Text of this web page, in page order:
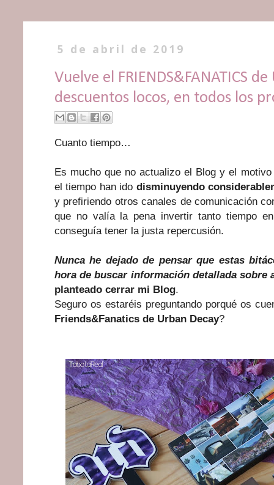
5 de abril de 2019
Vuelve el FRIENDS&FANATICS
descuentos locos, en todos los
Cuanto tiempo…
Es mucho que no actualizo el Blog y el
el tiempo han ido disminuyendo
y prefiriendo otros canales de comunicación
que no valía la pena invertir tanto tiempo
conseguía tener la justa repercusión.
Nunca he dejado de pensar que estas
hora de buscar información detallada sobre
planteado cerrar mi Blog.
Seguro os estaréis preguntando porqué os
Friends&Fanatics de Urban Decay?